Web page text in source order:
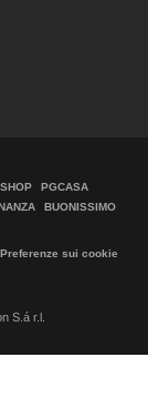
PGCASA
BUONISSIMO
Preferenze sui cookie
S.á r.l.